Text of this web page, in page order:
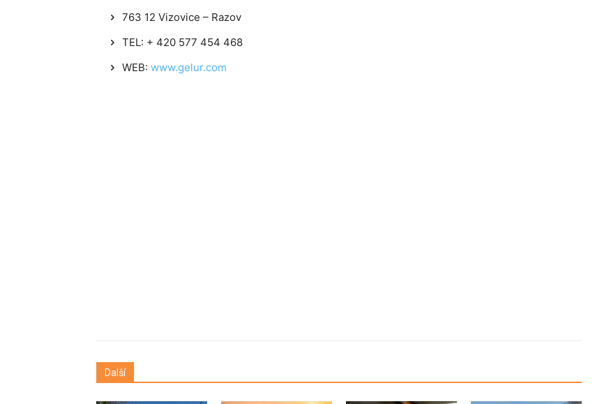
763 12 Vizovice – Razov
TEL: + 420 577 454 468
WEB: www.gelur.com
Další